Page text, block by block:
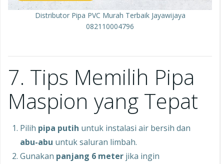
Distributor Pipa PVC Murah Terbaik Jayawijaya
082110004796
7. Tips Memilih Pipa
Maspion yang Tepat
Pilih pipa putih untuk instalasi air bersih dan
abu-abu untuk saluran limbah.
Gunakan panjang 6 meter jika ingin